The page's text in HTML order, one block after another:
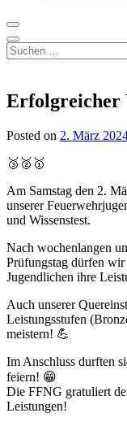
Suchen
nach:
Erfolgreicher
Posted on 2. März
🥉🥈🥇
Am Samstag den 2.
unserer
und Wissenstest.
Nach wochenlangen
Prüfungstag dürfen wir
Jugendlichen ihre
Auch unserer
Leistungsstufen
meistern! 💪
Im Anschluss durften
feiern! 😁
Die FFNG gratuliert
Leistungen!